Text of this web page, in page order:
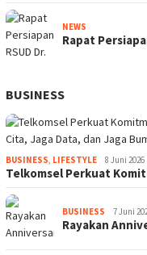
NEWS
Rapat
BUSINESS
BUSINESS LIFESTYLE 8 Juni 2026
Telkomsel Perkuat
BUSINESS 7 Juni
Rayakan